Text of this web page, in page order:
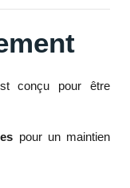
conçu pour être
pour un maintien